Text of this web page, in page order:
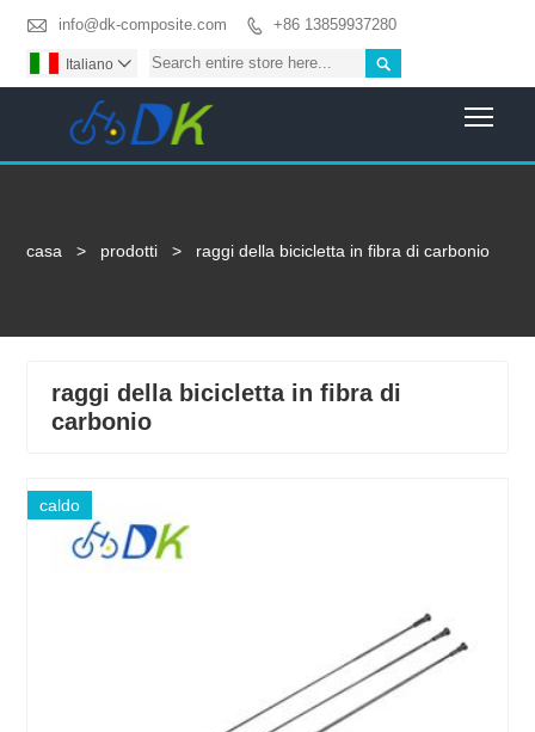
 info@dk-composite.com  +86 13859937280

Italiano 
casa > prodotti > raggi della bicicletta in fibra di carbonio
raggi della bicicletta in fibra di
carbonio
caldo